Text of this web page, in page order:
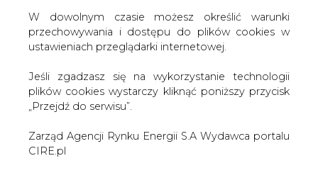
W dowolnym czasie możesz określić warunki
przechowywania i dostępu do plików cookies w
ustawieniach przeglądarki internetowej.
Jeśli zgadzasz się na wykorzystanie technologii
plików cookies wystarczy kliknąć poniższy przycisk
„Przejdź do serwisu”.
Zarząd Agencji Rynku Energii S.A Wydawca portalu
CIRE.pl
Koszt inwestycji wyniesie 40 mln zł. Obecnie -za 7,5 mln
zł - budujemy zbiornik na etanol (6,5 tys. m sześc.) - mówi
Mariusz Banaszuk, prezes Warsaw Equity Holding.
Spółka myśli też o innej inwestycji: terminalu gazowym,
ale szczegółów na razie nie chce podać.
około 50 proc. Do końca roku spółka planuje
wykorzystanie 100 proc. możliwości na przeładunek